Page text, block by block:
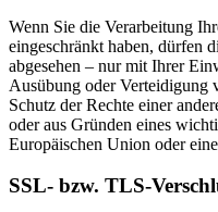
Wenn Sie die Verarbeitung
eingeschränkt haben, dürfen
abgesehen – nur mit Ihrer
Ausübung oder Verteidigung
Schutz der Rechte einer
oder aus Gründen eines
Europäischen Union oder
SSL- bzw. TLS-